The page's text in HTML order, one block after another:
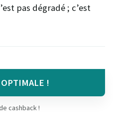
pas dégradé ; c’est
!
cashback !